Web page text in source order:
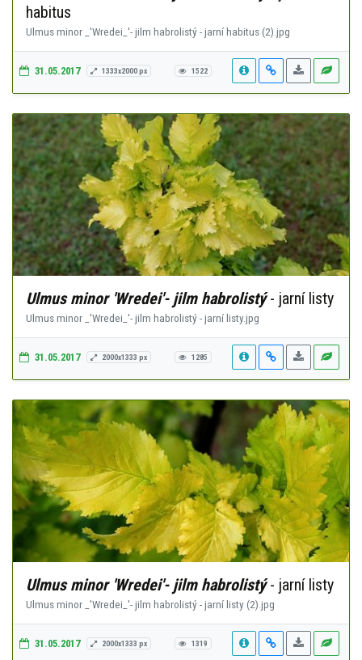
habitus
Ulmus minor _'Wredei_'- jilm habrolistý - jarní habitus (2).jpg
31.05.2017 1333x2000 px 1522
Ulmus minor 'Wredei'- jilm habrolistý- jarní listy
Ulmus minor _'Wredei_'- jilm habrolistý - jarní listy.jpg
31.05.2017 2000x1333 px 1285
Ulmus minor 'Wredei'- jilm habrolistý- jarní listy
Ulmus minor _'Wredei_'- jilm habrolistý - jarní listy (2).jpg
31.05.2017 2000x1333 px 1319